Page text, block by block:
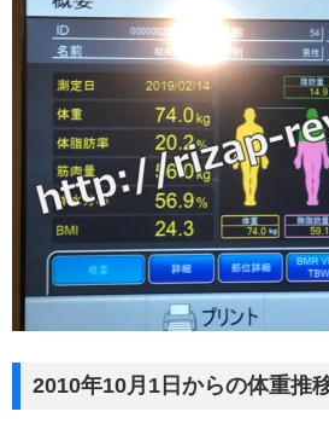
2010年10月1日からの体重推